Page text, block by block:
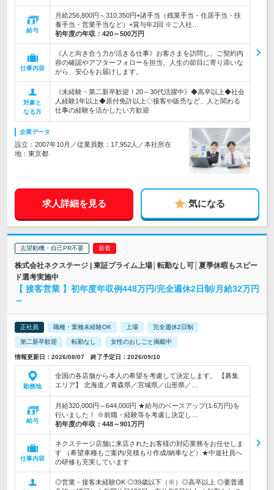
給与
月給256,800円～310,350円+諸手当（残業手当・住居手当・扶
養手当・営業手当など）+賞与年2回 ※ご入社…
初年度の年収： 420～500万円
仕事内容
《人と向き合う力が活きる仕事》お客さまを訪問し、ご契約内
容の確認やアフターフォローを担当。人生の節目に寄り添いな
がら、安心をお届けします。
対象と
なる方
《未経験・第二新卒歓迎！20～30代活躍中》◆高卒以上◆社会
人経験1年以上◆原付免許以上◇接客や販売など、人と関わる
仕事の経験を活かしたい方歓迎
企業データ
設立：2007年10月／従業員数：17,952人／本社所在
地：東京都
求人詳細を見る 気になる
志望動機・自己PR不要
株式会社ネクステージ | 東証プライム上場│転勤なし可│夏季休暇もスピー
ド選考実施中
【 接客営業 】初年度年収例448万円/完全週休2日制/月給32万円
～
正社員 職種・業種未経験OK 上場 完全週休2日制
第二新卒歓迎 転勤なし 女性のおしごと掲載中
情報更新日：2026/08/07 終了予定日：2026/09/10
勤務地
全国の各店舗から本人の希望を考慮して決定します。 【募集
エリア】 北海道／青森県／宮城県／山形県／…
給与
月給320,000円～644,000円 ★給与のベースアップ(1.6万円)を
行いました！ ※前職・経験等を考慮し決定し…
初年度の年収： 448～901万円
仕事内容
ネクステージ店舗に来店されたお客様の対応業務をお任せしま
す （希望車種もご案内/見積もり作成/納車など）★中途社員へ
の研修も充実しています
◎営業・接客未経験OK ◎39歳以下（※）◎高卒以上 ◎要普通